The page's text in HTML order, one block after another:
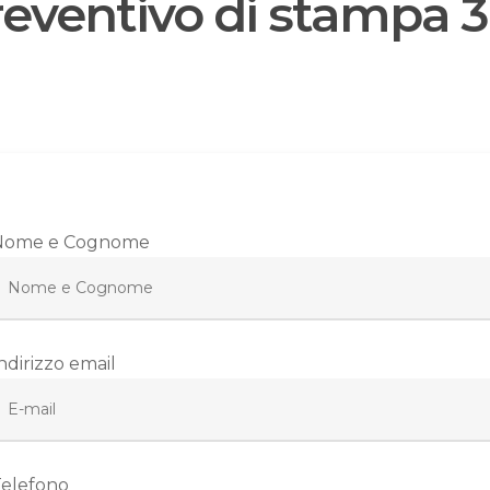
di stampa
e Cognome
email